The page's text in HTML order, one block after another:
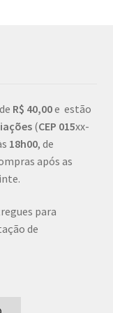
R$ 40,00e estão
(CEP 015xx-
18h00, de
após as
para
de